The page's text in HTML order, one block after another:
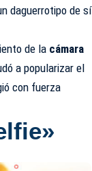
daguerrotipo de sí
de la cámara
a popularizar el
con fuerza